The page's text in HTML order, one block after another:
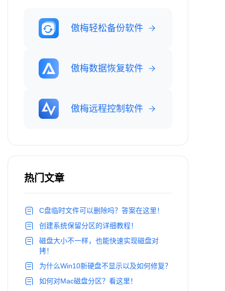
傲梅轻松备份软件
傲梅数据恢复软件
傲梅远程控制软件
热门文章
C盘临时文件可以删除吗？答案在这里！
创建系统保留分区的详细教程！
磁盘大小不一样，也能快速实现磁盘对
拷！
为什么Win10新硬盘不显示以及如何修复？
如何对Mac磁盘分区？看这里！